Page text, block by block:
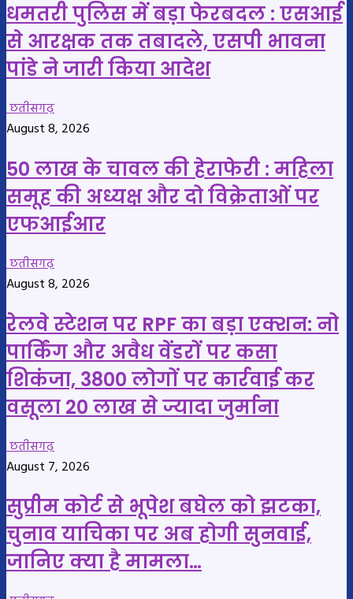
धमतरी पुलिस में बड़ा फेरबदल : एसआई
से आरक्षक तक तबादले, एसपी भावना
पांडे ने जारी किया आदेश
छतीसगढ़
August 8, 2026
50 लाख के चावल की हेराफेरी : महिला
समूह की अध्यक्ष और दो विक्रेताओं पर
एफआईआर
छतीसगढ़
August 8, 2026
रेलवे स्टेशन पर RPF का बड़ा एक्शन: नो
पार्किंग और अवैध वेंडरों पर कसा
शिकंजा, 3800 लोगों पर कार्रवाई कर
वसूला 20 लाख से ज्यादा जुर्माना
छतीसगढ़
August 7, 2026
सुप्रीम कोर्ट से भूपेश बघेल को झटका,
चुनाव याचिका पर अब होगी सुनवाई,
जानिए क्या है मामला…